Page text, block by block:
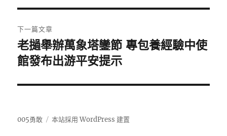
章:
下一篇文章
下
一
文
老撾舉辦萬象塔鑾節 專包養經驗中使
館發布出游平安提示
005勇敢 本站採用 WordPress 建置